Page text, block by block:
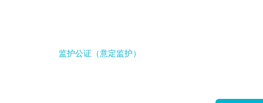
监护公证（意定监护）